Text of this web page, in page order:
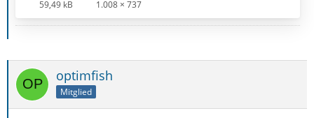
59,49 kB 1.008 × 737
optimfish
Mitglied